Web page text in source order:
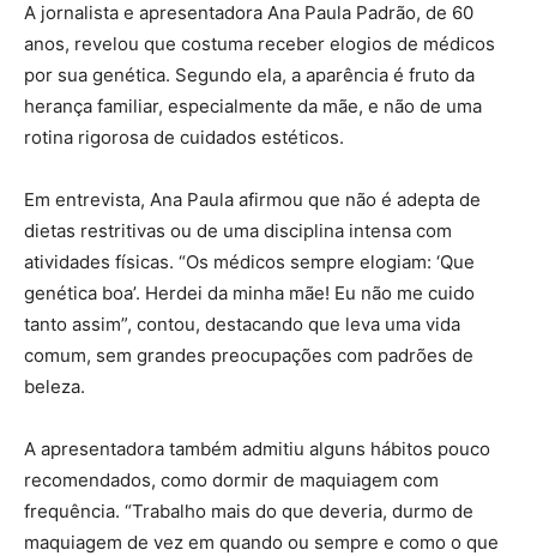
A jornalista e apresentadora Ana Paula Padrão, de 60
anos, revelou que costuma receber elogios de médicos
por sua genética. Segundo ela, a aparência é fruto da
herança familiar, especialmente da mãe, e não de uma
rotina rigorosa de cuidados estéticos.
Em entrevista, Ana Paula afirmou que não é adepta de
dietas restritivas ou de uma disciplina intensa com
atividades físicas. “Os médicos sempre elogiam: ‘Que
genética boa’. Herdei da minha mãe! Eu não me cuido
tanto assim”, contou, destacando que leva uma vida
comum, sem grandes preocupações com padrões de
beleza.
A apresentadora também admitiu alguns hábitos pouco
recomendados, como dormir de maquiagem com
frequência. “Trabalho mais do que deveria, durmo de
maquiagem de vez em quando ou sempre e como o que